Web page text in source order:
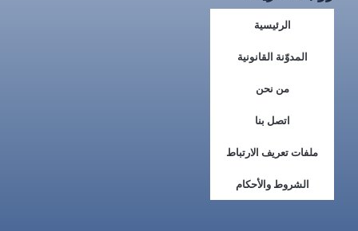
الرئيسية
المدوّنة القانونية
من نحن
اتصل بنا
ملفات تعريف الارتباط
الشروط والأحكام